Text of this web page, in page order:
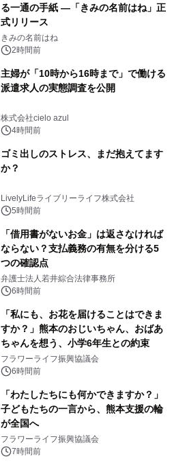
る一通の手紙 ―「きみの名前はね」正
式リリース
きみの名前はね
2時間前
主婦が「10時から16時まで」で働ける
派遣求人の実態調査を公開
株式会社cielo azul
4時間前
ゴミ出しのストレス、まだ抱えてます
か？
LivelyLifeライブリーライフ株式会社
5時間前
「借用書がないお金」は返さなければ
ならない？支払義務の有無を分ける5
つの確認点
弁護士法人若井綜合法律事務所
6時間前
「私にも、お花を届けることはできま
すか？」熊本のおじいちゃん、おばあ
ちゃんを想う、小学6年生との約束
フラワーライフ振興協議会
6時間前
「わたしたちにも何かできますか？」
子どもたちの一言から、熊本支援の輪
が全国へ
フラワーライフ振興協議会
7時間前